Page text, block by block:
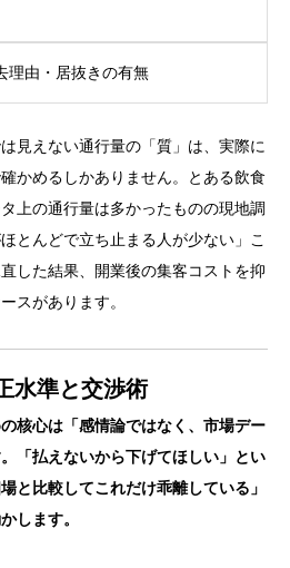
理由・居抜きの有無
見えない通行量の「質」は、実際に
かめるしかありません。とある飲食
上の通行量は多かったものの現地調
とんどで立ち止まる人が少ない」こ
した結果、開業後の集客コストを抑
スがあります。
水準と交渉術
核心は「感情論ではなく、市場デー
「払えないから下げてほしい」とい
と比較してこれだけ乖離している」
します。